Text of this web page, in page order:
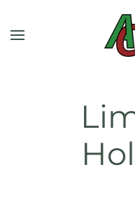
Zum Hauptinhalt